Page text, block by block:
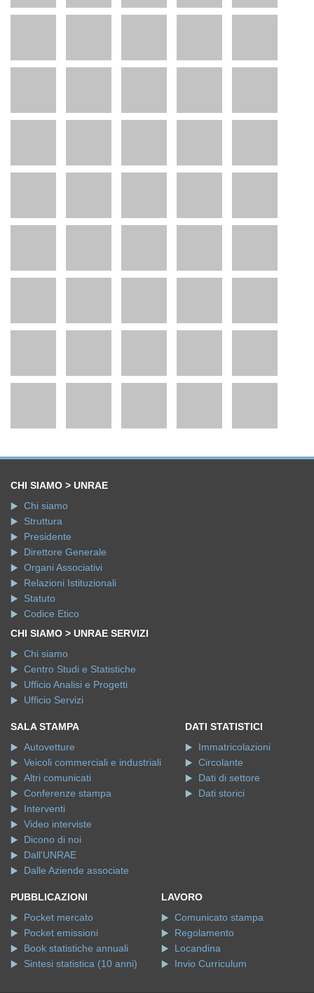
CHI SIAMO > UNRAE
Chi siamo
Struttura
Presidente
Direttore Generale
Organi Associativi
Relazioni Istituzionali
Statuto
Codice Etico
CHI SIAMO > UNRAE SERVIZI
Chi siamo
Centro Studi e Statistiche
Ufficio Analisi e Progetti
Ufficio Servizi
SALA STAMPA
Autovetture
Veicoli commerciali e industriali
Altri comunicati
Conferenze stampa
Interventi
Video interviste
Dicono di noi
Dall'UNRAE
Dalle Aziende associate
DATI STATISTICI
Immatricolazioni
Circolante
Dati di settore
Dati storici
PUBBLICAZIONI
Pocket mercato
Pocket emissioni
Book statistiche annuali
Sintesi statistica (10 anni)
LAVORO
Comunicato stampa
Regolamento
Locandina
Invio Curriculum